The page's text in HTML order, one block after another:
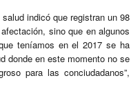
indicó que registran un 98
sino que en algunos
teníamos en el 2017 se ha
donde en este momento no se
para las conciudadanos”,